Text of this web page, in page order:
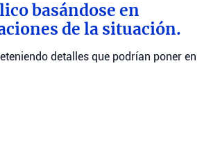
basándose en
de la situación.
detalles que podrían poner en